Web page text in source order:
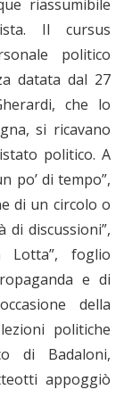
riassumibile
Il cursus
politico
datata dal 27
che lo
si ricavano
politico. A
po’ di tempo”,
di un circolo o
di discussioni”,
Lotta”, foglio
e di
della
politiche
di Badaloni,
appoggiò